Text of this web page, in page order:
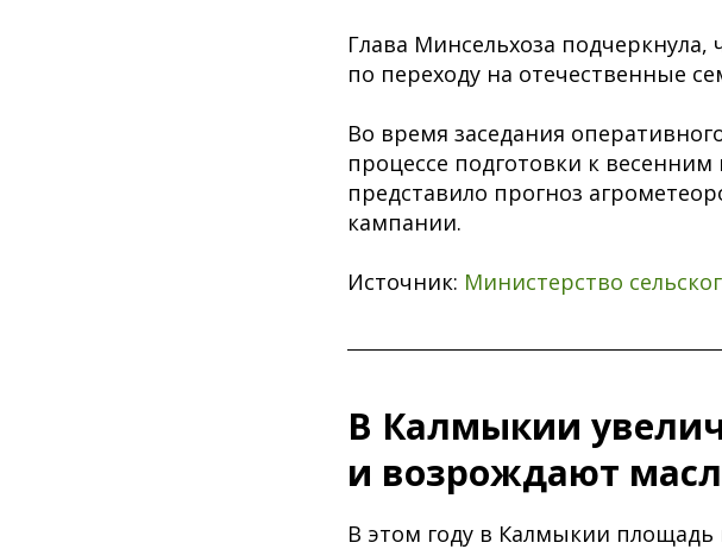
Глава Минсельхоза
по переходу на отечественные
Во время заседания
процессе подготовки к
представило прогноз
кампании.
Источник: Министерство
В Калмыкии
и возрождают
В этом году в Калмыкии площадь